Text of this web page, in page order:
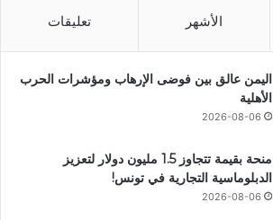
الأشهر تعليقات
اليمن عالق بين فوضى الإرهاب ومؤشرات الحرب
الأهلية
2026-08-06
منحة بقيمة تتجاوز 1.5 مليون دولار لتعزيز
الدبلوماسية التجارية في تونس!
2026-08-06